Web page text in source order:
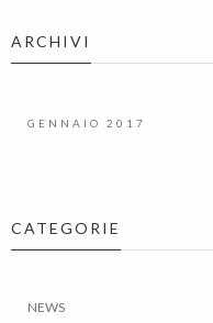
ARCHIVI
GENNAIO 2017
CATEGORIE
NEWS